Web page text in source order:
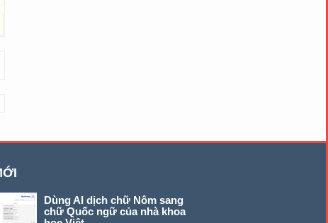
Dùng AI dịch chữ Nôm sang
chữ Quốc ngữ của nhà khoa